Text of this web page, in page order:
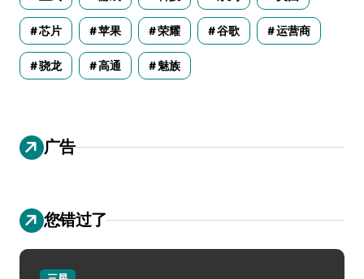
芯片 苹果 荣耀 谷歌 运营商
骁龙 高通 魅族
广告
您错过了